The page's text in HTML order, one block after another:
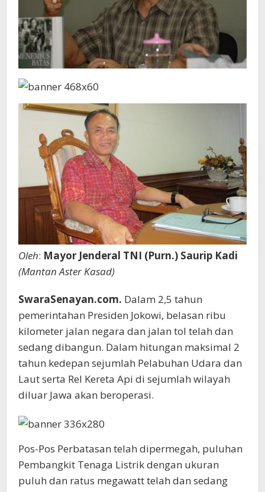
Oleh: Mayor Jenderal TNI (Purn.) Saurip Kadi
(Mantan Aster Kasad)
SwaraSenayan.com. Dalam 2,5 tahun
pemerintahan Presiden Jokowi, belasan ribu
kilometer jalan negara dan jalan tol telah dan
sedang dibangun. Dalam hitungan maksimal 2
tahun kedepan sejumlah Pelabuhan Udara dan
Laut serta Rel Kereta Api di sejumlah wilayah
diluar Jawa akan beroperasi.
Pos-Pos Perbatasan telah dipermegah, puluhan
Pembangkit Tenaga Listrik dengan ukuran
puluh dan ratus megawatt telah dan sedang